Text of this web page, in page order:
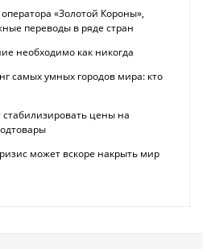
«Золотой Короны»,
переводы в ряде стран
необходимо как никогда
самых умных городов мира: кто
цены на
может вскоре накрыть мир